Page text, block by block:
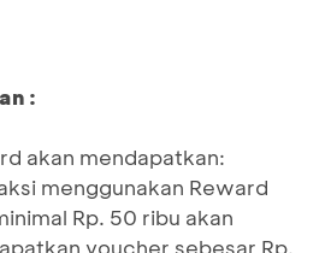
:
akan mendapatkan:
menggunakan Reward
Rp. 50 ribu akan
voucher sebesar Rp.